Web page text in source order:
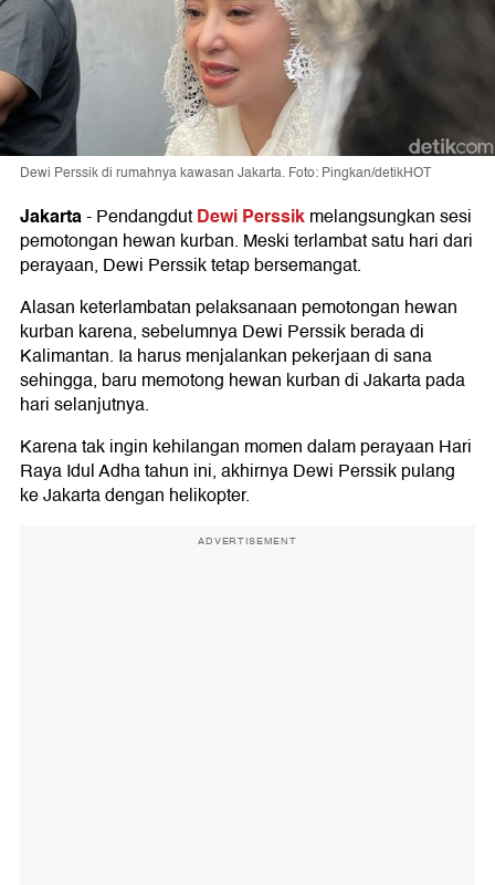
Dewi Perssik di rumahnya kawasan Jakarta. Foto: Pingkan/detikHOT
Jakarta-PendangdutDewi Perssikmelangsungkan sesi
pemotongan hewan kurban. Meski terlambat satu hari dari
perayaan, Dewi Perssik tetap bersemangat.
Alasan keterlambatan pelaksanaan pemotongan hewan
kurban karena, sebelumnya Dewi Perssik berada di
Kalimantan. Ia harus menjalankan pekerjaan di sana
sehingga, baru memotong hewan kurban di Jakarta pada
hari selanjutnya.
Karena tak ingin kehilangan momen dalam perayaan Hari
Raya Idul Adha tahun ini, akhirnya Dewi Perssik pulang
ke Jakarta dengan helikopter.
ADVERTISEMENT